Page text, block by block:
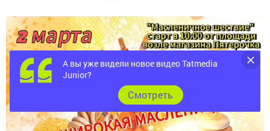
А вы уже видели новое видео Tatmedia
Junior?
Cмотреть